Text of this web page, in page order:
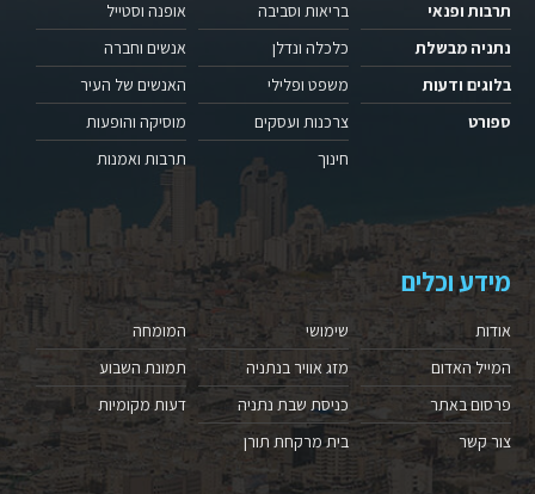
תרבות ופנאי
נתניה מבשלת
בלוגים ודעות
ספורט
בריאות וסביבה
כלכלה ונדלן
משפט ופלילי
צרכנות ועסקים
חינוך
אופנה וסטייל
אנשים וחברה
האנשים של העיר
מוסיקה והופעות
תרבות ואמנות
מידע וכלים
אודות
המייל האדום
פרסום באתר
צור קשר
שימושי
מזג אוויר בנתניה
כניסת שבת נתניה
בית מרקחת תורן
המומחה
תמונת השבוע
דעות מקומיות